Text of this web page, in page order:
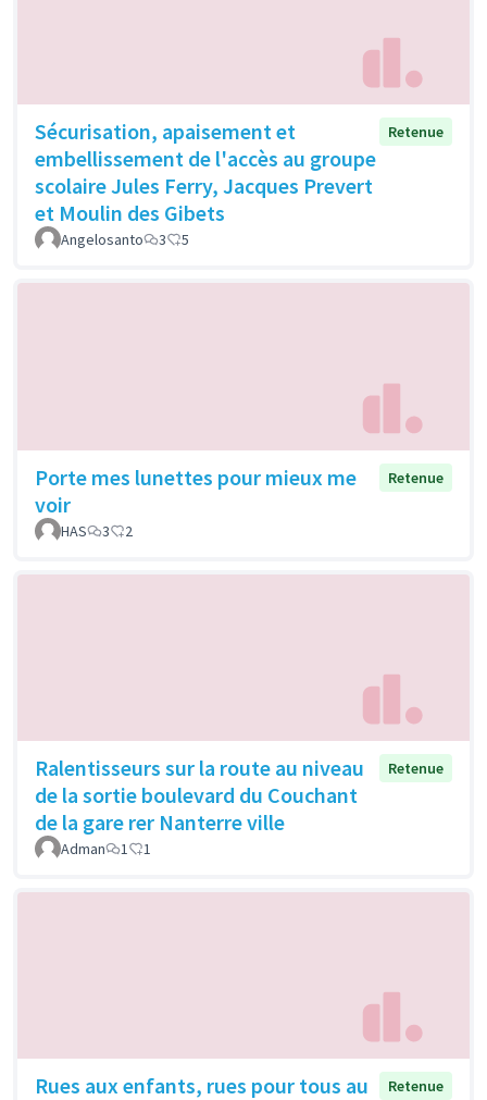
Sécurisation, apaisement et
embellissement de l'accès au groupe
scolaire Jules Ferry, Jacques Prevert
et Moulin des Gibets
Retenue
Angelosanto 3 5
Porte mes lunettes pour mieux me
voir
Retenue
HAS 3 2
Ralentisseurs sur la route au niveau
de la sortie boulevard du Couchant
de la gare rer Nanterre ville
Retenue
Adman 1 1
Rues aux enfants, rues pour tous au
Retenue